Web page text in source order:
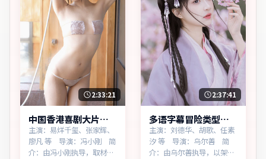
2:33:21
中国香港喜剧大片月
面档案蓝光资源看
主演：易烊千玺、张家辉、
廖凡 等 导演：冯小刚 简
介：由冯小刚执导，取材于
2:37:41
多语字幕冒险类型断
桥追缉同步追剧
主演：刘德华、胡歌、任素
汐 等 导演：乌尔善 简
介：由乌尔善执导，以架空